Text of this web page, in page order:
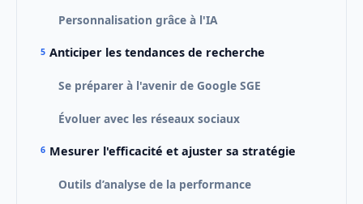
Personnalisation grâce à l'IA
Anticiper les tendances de recherche
Se préparer à l'avenir de Google SGE
Évoluer avec les réseaux sociaux
Mesurer l'efficacité et ajuster sa stratégie
Outils d’analyse de la performance